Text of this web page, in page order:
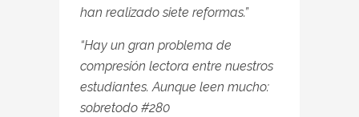
han realizado siete reformas.”
“Hay un gran problema de
compresión lectora entre nuestros
estudiantes. Aunque leen mucho:
sobretodo #280